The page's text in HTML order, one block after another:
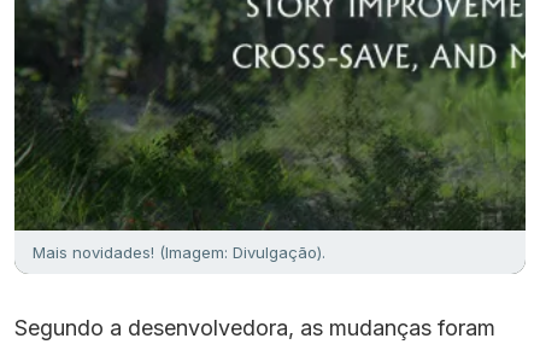
Mais novidades! (Imagem: Divulgação).
Segundo a desenvolvedora, as mudanças foram